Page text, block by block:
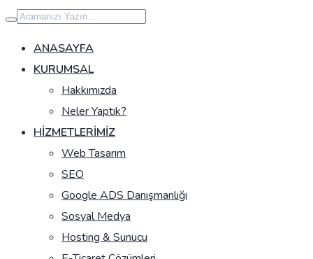
İçeriğe
geç
ANASAYFA
KURUMSAL
Hakkımızda
Neler Yaptık?
HIZMETLERIMIZ
Web Tasarım
SEO
Google ADS Danışmanlığı
Sosyal Medya
Hosting & Sunucu